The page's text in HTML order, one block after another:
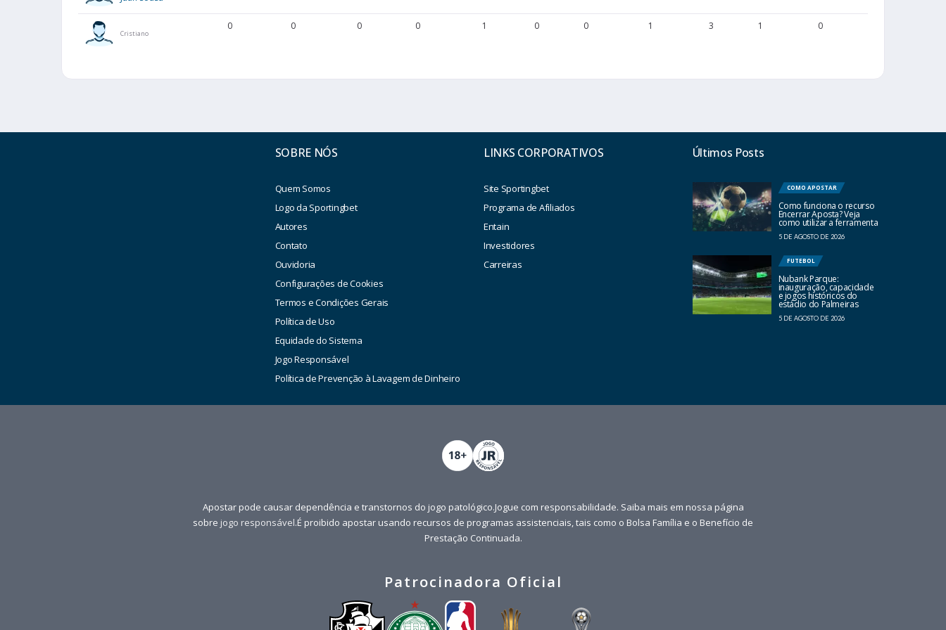
Cristiano
0 0 0 0 1 0 0 1 3 1 0
SOBRE NÓS
Quem Somos
Logo da Sportingbet
Autores
Contato
Ouvidoria
Configurações de Cookies
Termos e Condições Gerais
Política de Uso
Equidade do Sistema
Jogo Responsável
Política de Prevenção à Lavagem de Dinheiro
LINKS CORPORATIVOS
Site Sportingbet
Programa de Afiliados
Entain
Investidores
Carreiras
Últimos Posts
COMO APOSTAR
Como funciona o recurso
Encerrar Aposta? Veja
como utilizar a ferramenta
5 DE AGOSTO DE 2026
FUTEBOL
Nubank Parque:
inauguração, capacidade
e jogos históricos do
estádio do Palmeiras
5 DE AGOSTO DE 2026
Apostar pode causar dependência e transtornos do jogo patológico.Jogue com responsabilidade. Saiba mais em nossa página
sobre jogo responsável.É proibido apostar usando recursos de programas assistenciais, tais como o Bolsa Família e o Benefício de
Prestação Continuada.
Patrocinadora Oficial